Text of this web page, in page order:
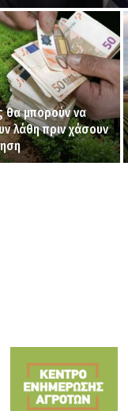
θα μπορούν να
λάθη πριν χάσουν